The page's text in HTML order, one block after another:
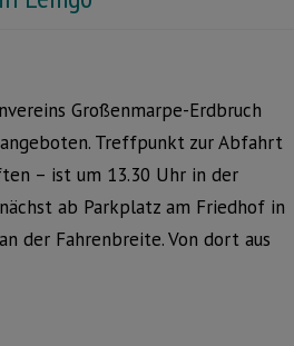
Großenmarpe-Erdbruch
Treffpunkt zur Abfahrt
– ist um 13.30 Uhr in der
ab Parkplatz am Friedhof in
der Fahrenbreite. Von dort aus